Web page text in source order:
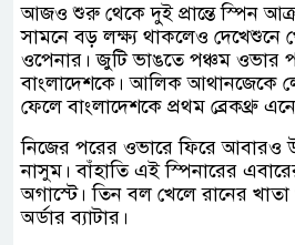
আজও শুরু থেকে দুই প্রান্তে স্পিন
সামনে বড় লক্ষ্য থাকলেও দেখেশুনে
ওপেনার। জুটি ভাঙতে পঞ্চম ওভার
বাংলাদেশকে। আলিক আথানজেকে
ফেলে বাংলাদেশকে প্রথম ব্রেকথ্রু
নিজের পরের ওভারে ফিরে আবারও
নাসুম। বাঁহাতি এই স্পিনারের
অগাস্টে। তিন বল খেলে রানের
অর্ডার ব্যাটার।